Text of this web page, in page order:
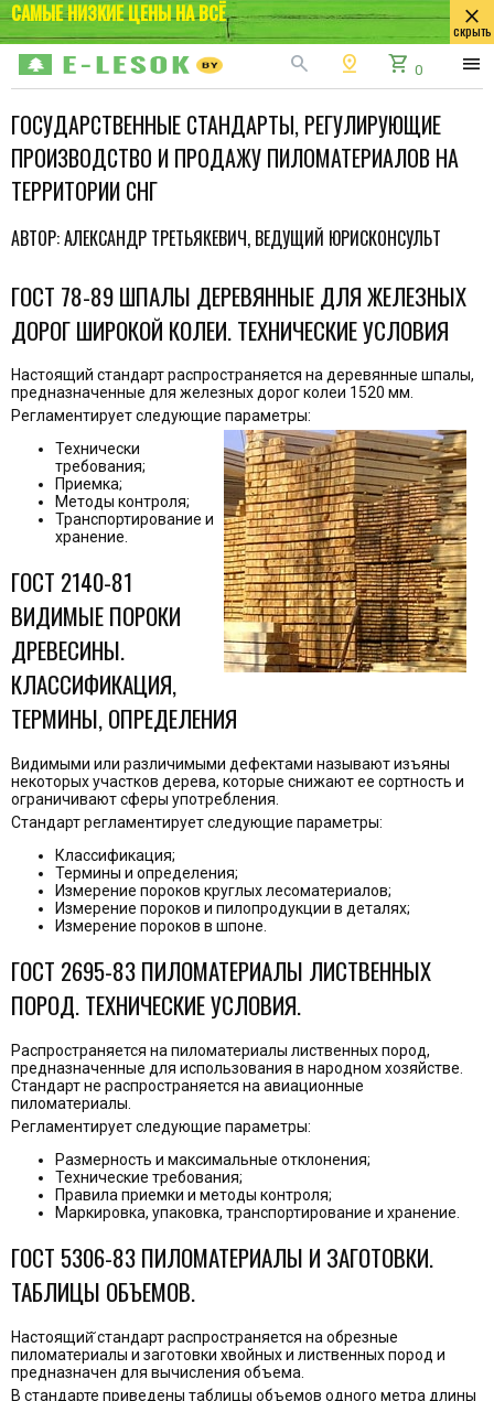
САМЫЕ НИЗКИЕ ЦЕНЫ НА ВСЁ close
скрыть
search pin_drop shopping_cart 0 menu
ГОСУДАРСТВЕННЫЕ СТАНДАРТЫ, РЕГУЛИРУЮЩИЕ
ПРОИЗВОДСТВО И ПРОДАЖУ ПИЛОМАТЕРИАЛОВ НА
ТЕРРИТОРИИ СНГ
АВТОР: АЛЕКСАНДР ТРЕТЬЯКЕВИЧ, ВЕДУЩИЙ ЮРИСКОНСУЛЬТ
ГОСТ 78-89 ШПАЛЫ ДЕРЕВЯННЫЕ ДЛЯ ЖЕЛЕЗНЫХ
ДОРОГ ШИРОКОЙ КОЛЕИ. ТЕХНИЧЕСКИЕ УСЛОВИЯ
Настоящий стандарт распространяется на деревянные шпалы,
предназначенные для железных дорог колеи 1520 мм.
Регламентирует следующие параметры:
Технически
требования;
Приемка;
Методы контроля;
Транспортирование и
хранение.
ГОСТ 2140-81
ВИДИМЫЕ ПОРОКИ
ДРЕВЕСИНЫ.
КЛАССИФИКАЦИЯ,
ТЕРМИНЫ, ОПРЕДЕЛЕНИЯ
Видимыми или различимыми дефектами называют изъяны
некоторых участков дерева, которые снижают ее сортность и
ограничивают сферы употребления.
Стандарт регламентирует следующие параметры:
Классификация;
Термины и определения;
Измерение пороков круглых лесоматериалов;
Измерение пороков и пилопродукции в деталях;
Измерение пороков в шпоне.
ГОСТ 2695-83 ПИЛОМАТЕРИАЛЫ ЛИСТВЕННЫХ
ПОРОД. ТЕХНИЧЕСКИЕ УСЛОВИЯ.
Распространяется на пиломатериалы лиственных пород,
предназначенные для использования в народном хозяйстве.
Стандарт не распространяется на авиационные
пиломатериалы.
Регламентирует следующие параметры:
Размерность и максимальные отклонения;
Технические требования;
Правила приемки и методы контроля;
Маркировка, упаковка, транспортирование и хранение.
ГОСТ 5306-83 ПИЛОМАТЕРИАЛЫ И ЗАГОТОВКИ.
ТАБЛИЦЫ ОБЪЕМОВ.
Настоящий̆ стандарт распространяется на обрезные
пиломатериалы и заготовки хвойных и лиственных пород и
предназначен для вычисления объема.
В стандарте приведены таблицы объемов одного метра длины